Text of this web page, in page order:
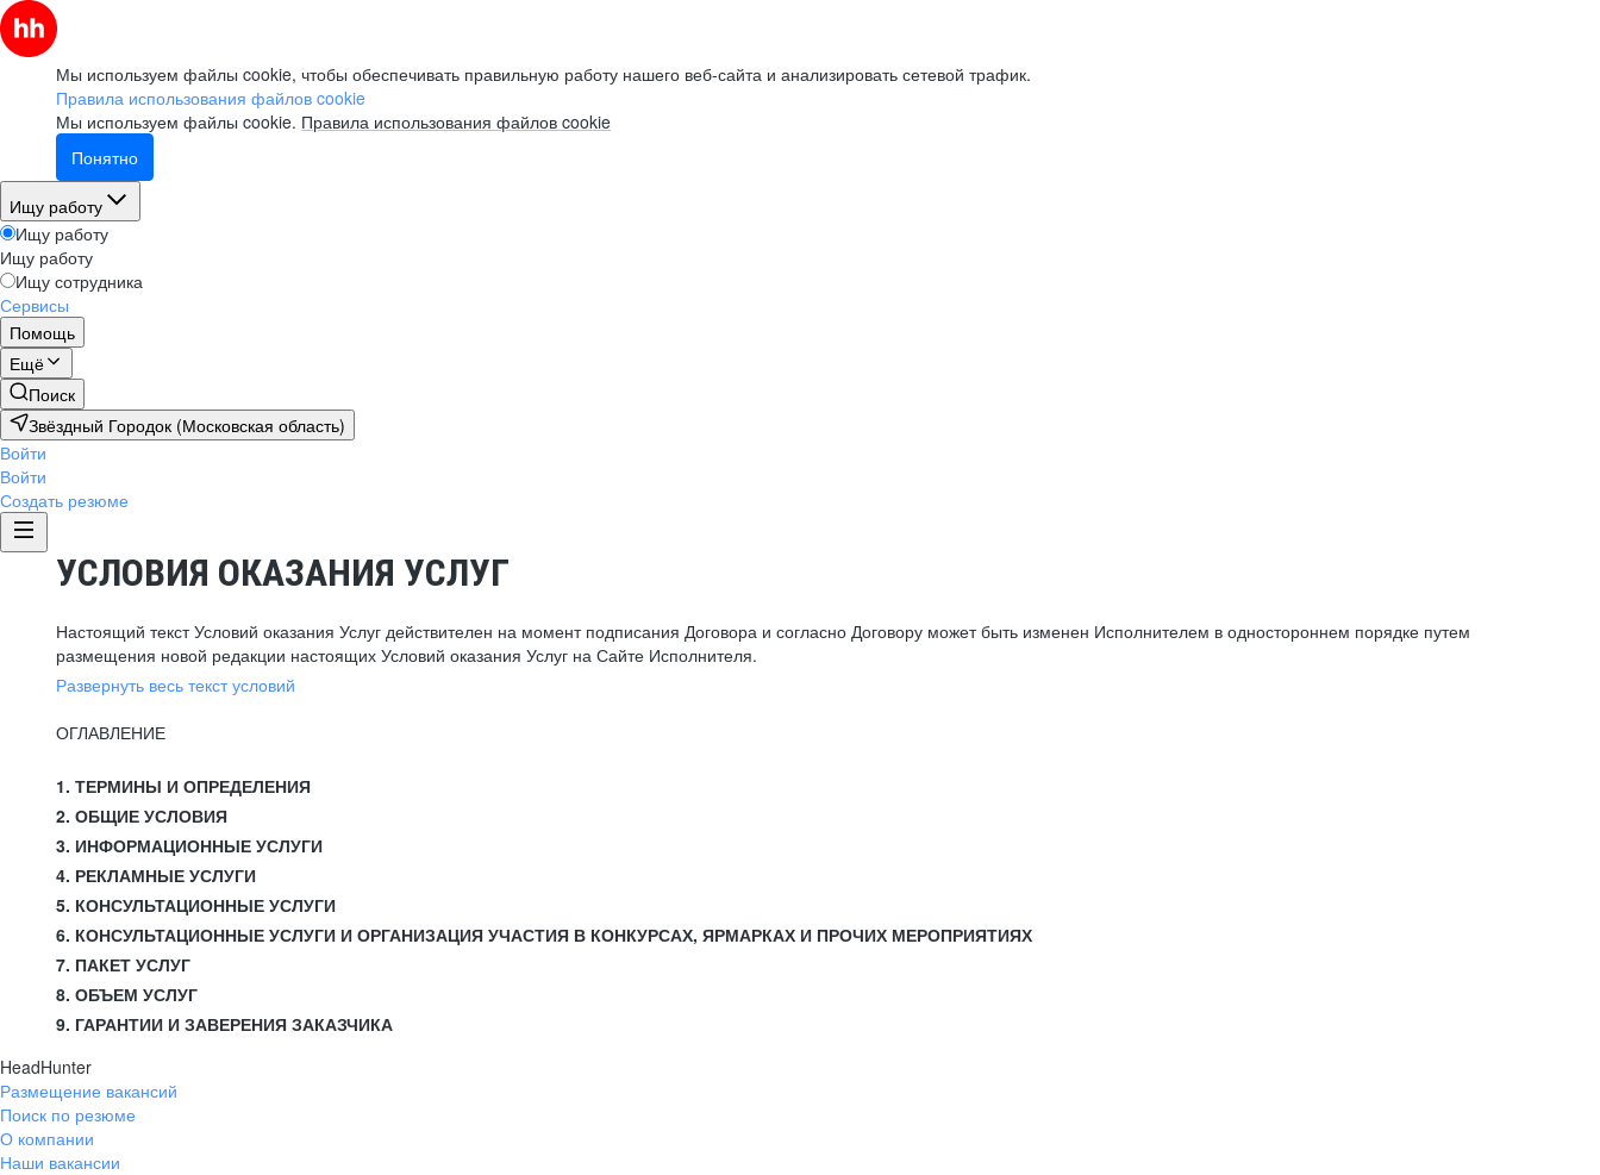
Мы используем файлы cookie, чтобы обеспечивать правильную работу нашего веб-сайта и анализировать сетевой трафик.
Правила использования файлов cookie
Мы используем файлы cookie. Правила использования файлов cookie
Понятно
Ищу работу
Ищу работу
Ищу работу
Ищу сотрудника
Сервисы
Помощь
Ещё
Поиск
Звёздный Городок (Московская область)
Войти
Войти
Создать резюме
УСЛОВИЯ ОКАЗАНИЯ УСЛУГ
Настоящий текст Условий оказания Услуг действителен на момент подписания Договора и согласно Договору может быть изменен Исполнителем в одностороннем порядке путем
размещения новой редакции настоящих Условий оказания Услуг на Сайте Исполнителя.
Развернуть весь текст условий
ОГЛАВЛЕНИЕ
1. ТЕРМИНЫ И ОПРЕДЕЛЕНИЯ
2. ОБЩИЕ УСЛОВИЯ
3. ИНФОРМАЦИОННЫЕ УСЛУГИ
4. РЕКЛАМНЫЕ УСЛУГИ
5. КОНСУЛЬТАЦИОННЫЕ УСЛУГИ
6. КОНСУЛЬТАЦИОННЫЕ УСЛУГИ И ОРГАНИЗАЦИЯ УЧАСТИЯ В КОНКУРСАХ, ЯРМАРКАХ И ПРОЧИХ МЕРОПРИЯТИЯХ
7. ПАКЕТ УСЛУГ
8. ОБЪЕМ УСЛУГ
9. ГАРАНТИИ И ЗАВЕРЕНИЯ ЗАКАЗЧИКА
HeadHunter
Размещение вакансий
Поиск по резюме
О компании
Наши вакансии